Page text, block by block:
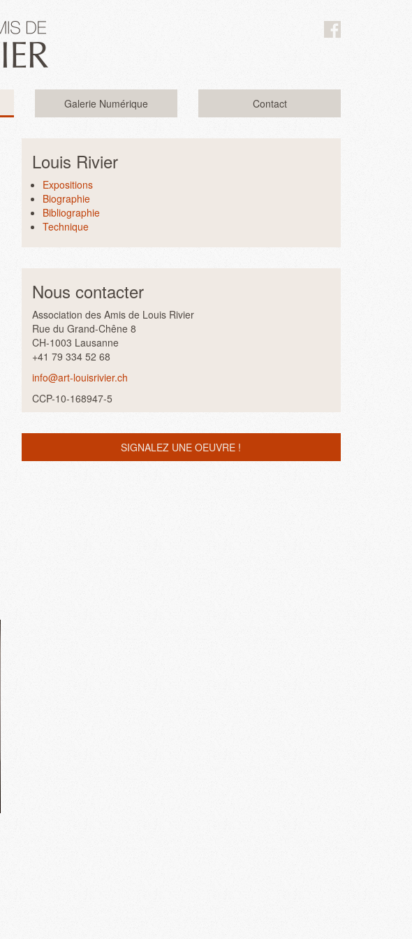
Galerie Numérique Contact
Louis Rivier
Expositions
Biographie
Bibliographie
Technique
Nous contacter
Association des Amis de Louis Rivier
Rue du Grand-Chêne 8
CH-1003 Lausanne
+41 79 334 52 68
info@art-louisrivier.ch
CCP-10-168947-5
SIGNALEZ UNE OEUVRE !